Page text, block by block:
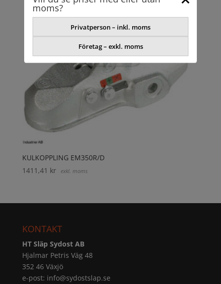
KULKOPPLING EM350R/D
1411,41 kr exkl. moms
KONTAKT
HT Släp Sydost AB
Hjalmar Petris Väg 48
352 46 Växjö
e-post: info@sydostslap.se
moms?
Privatperson – inkl. moms
Företag – exkl. moms